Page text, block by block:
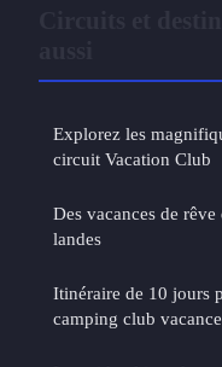
Explorez les
circuit Vacation Club
Des vacances de
landes
Itinéraire de 10 jours
camping club